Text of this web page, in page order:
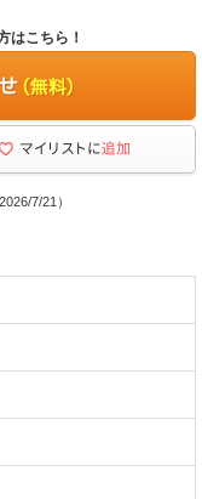
はこちら！
7/21）